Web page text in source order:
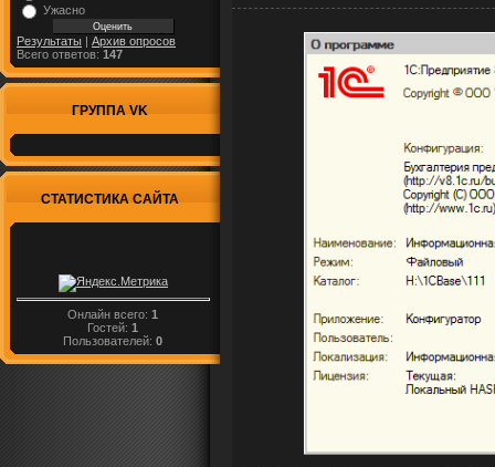
Ужасно
Результаты | Архив опросов
Всего ответов: 147
ГРУППА VK
СТАТИСТИКА САЙТА
Онлайн всего:1
Гостей:1
Пользователей:0